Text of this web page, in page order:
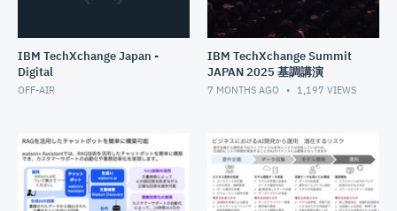
IBM TechXchange Japan -
Digital
OFF-AIR
IBM TechXchange Summit
JAPAN 2025 基調講演
7 MONTHS AGO 1,197 VIEWS